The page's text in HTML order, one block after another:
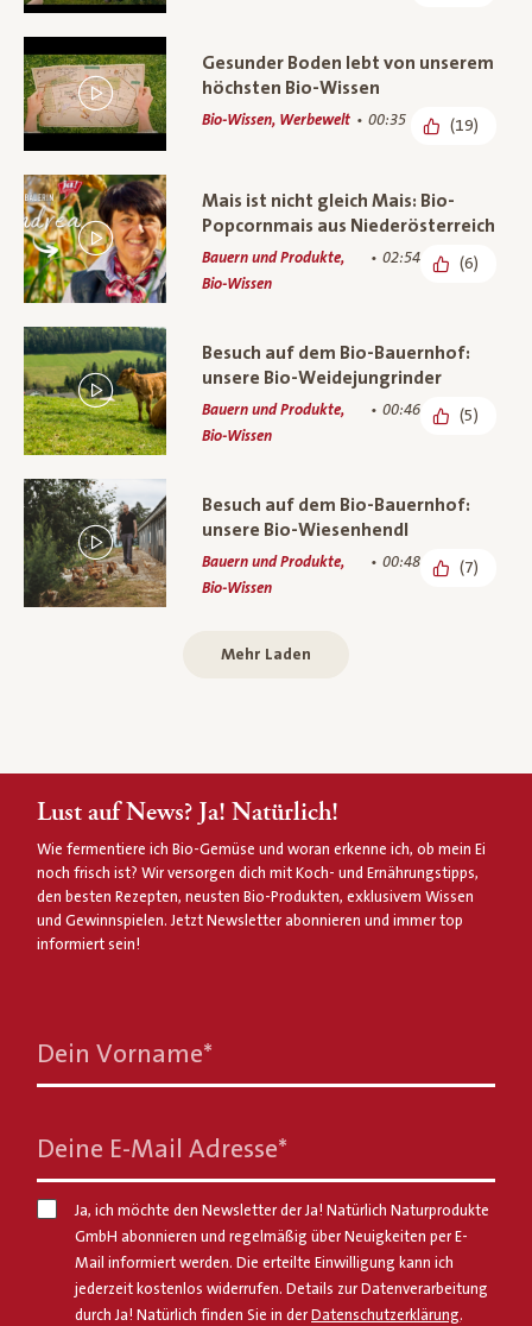
Gesunder Boden lebt von unserem
höchsten Bio-Wissen
Bio-Wissen, Werbewelt 00:35 (19)
Mais ist nicht gleich Mais: Bio-
Popcornmais aus Niederösterreich
Bauern und Produkte,
Bio-Wissen
02:54 (6)
Besuch auf dem Bio-Bauernhof:
unsere Bio-Weidejungrinder
Bauern und Produkte,
Bio-Wissen
00:46 (5)
Besuch auf dem Bio-Bauernhof:
unsere Bio-Wiesenhendl
Bauern und Produkte,
Bio-Wissen
00:48 (7)
Mehr Laden
Lust auf News? Ja! Natürlich!
Wie fermentiere ich Bio-Gemüse und woran erkenne ich, ob mein Ei
noch frisch ist? Wir versorgen dich mit Koch- und Ernährungstipps,
den besten Rezepten, neusten Bio-Produkten, exklusivem Wissen
und Gewinnspielen. Jetzt Newsletter abonnieren und immer top
informiert sein!
Dein Vorname*
Deine E-Mail Adresse*
Ja, ich möchte den Newsletter der Ja! Natürlich Naturprodukte
GmbH abonnieren und regelmäßig über Neuigkeiten per E-
Mail informiert werden. Die erteilte Einwilligung kann ich
jederzeit kostenlos widerrufen. Details zur Datenverarbeitung
durch Ja! Natürlich finden Sie in der Datenschutzerklärung.